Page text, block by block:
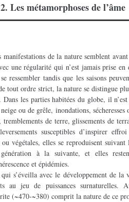
2. Les métamorphoses de l’âme
de la nature semblent
une régularité qui n’est jamais prise en
ressembler tandis que les saisons
tout ordre strict, la nature se distingue
Dans les parties habitées du globe, il
ou de grêle, inondations,
de terre, glissements de
susceptibles d’inspirer
végétales, elles se reproduisent
à la suivante, et elles
et épidémies.
s’éveilla avec le développement de la
au jeu de puissances surnaturelles.
(~470-~380) comprit la nature de ce